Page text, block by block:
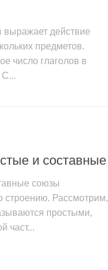
выражает действие
предметов.
число глаголов в
С...
и составные
союзы
строению. Рассмотрим,
простыми,
част...